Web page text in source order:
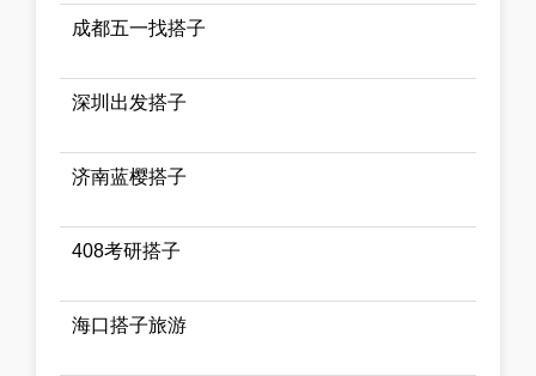
成都五一找搭子
深圳出发搭子
济南蓝樱搭子
408考研搭子
海口搭子旅游